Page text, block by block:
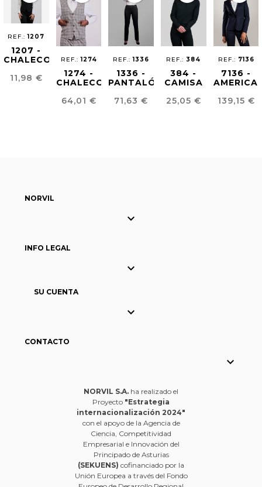
REF.:1207
1207 -
CHALECO
MUJER
Precio
11,98 €
REF.:1274
1274 -
CHALECO
ARTIA
Precio
64,01 €
REF.:1336
1336 -
PANTALÓN
EASY
Precio
71,63 €
REF.: 384
384 -
CAMISA
MUJER
Precio
25,05 €
REF.: 7136
7136 -
EASY
Precio
139,15 €
NORVIL

INFO LEGAL

SU CUENTA

CONTACTO

NORVIL S.A. ha realizado el
Proyecto "Estrategia
internacionalización 2024"
con el apoyo de la Agencia de
Ciencia, Competitividad
Empresarial e Innovación del
Principado de Asturias
(SEKUENS) cofinanciado por la
Unión Europea a través del Fondo